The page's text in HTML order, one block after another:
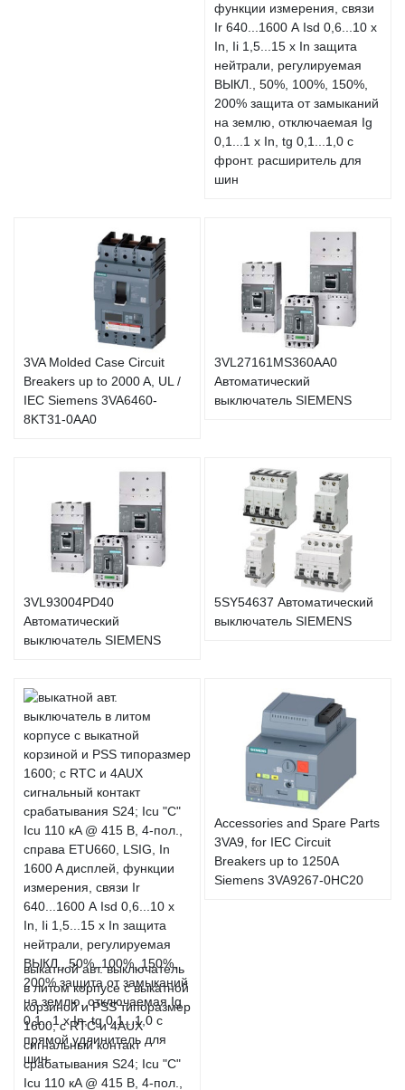
функции измерения, связи
Ir 640...1600 А Isd 0,6...10 x
In, Ii 1,5...15 x In защита
нейтрали, регулируемая
ВЫКЛ., 50%, 100%, 150%,
200% защита от замыканий
на землю, отключаемая Ig
0,1...1 x In, tg 0,1...1,0 с
фронт. расширитель для
шин
3VA Molded Case Circuit
Breakers up to 2000 A, UL /
IEC Siemens 3VA6460-
8KT31-0AA0
3VL27161MS360AA0
Автоматический
выключатель SIEMENS
3VL93004PD40
Автоматический
выключатель SIEMENS
5SY54637 Автоматический
выключатель SIEMENS
выкатной авт. выключатель
в литом корпусе с выкатной
корзиной и PSS типоразмер
1600; с RTC и 4AUX
сигнальный контакт
срабатывания S24; Icu "C"
Icu 110 кA @ 415 В, 4-пол.,
Accessories and Spare Parts
3VA9, for IEC Circuit
Breakers up to 1250A
Siemens 3VA9267-0HC20